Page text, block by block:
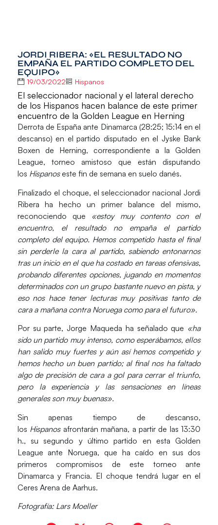
JORDI RIBERA: «EL RESULTADO NO
EMPAÑA EL PARTIDO COMPLETO DEL
EQUIPO»
19/03/2022 Hispanos
El seleccionador nacional y el lateral derecho
de los Hispanos hacen balance de este primer
encuentro de la Golden League en Herning
Derrota de España ante Dinamarca (28:25; 15:14 en el
descanso) en el partido disputado en el Jyske Bank
Boxen de Herning, correspondiente a la Golden
League, torneo amistoso que están disputando
los Hispanoseste fin de semana en suelo danés.
Finalizado el choque, el seleccionador nacionalJordi
Ribera ha hecho un primer balance del mismo,
reconociendo que «estoy muy contento con el
encuentro, el resultado no empaña el partido
completo del equipo. Hemos competido hasta el final
sin perderle la cara al partido, sabiendo entonarnos
tras un inicio en el que ha costado en tareas ofensivas,
probando diferentes opciones, jugando en momentos
determinados con un grupo bastante nuevo en pista, y
eso nos hace tener lecturas muy positivastanto de
cara a mañana contra Noruega como para el futuro».
Por su parte,Jorge Maqueda ha señalado que «ha
sido un partido muy intenso, como esperábamos, ellos
han salido muy fuertes y aún así hemos competido y
hemos hecho un buen partido; al final nos ha faltado
algo de precisión de cara a gol para cerrar el triunfo,
pero la experiencia y las sensaciones en líneas
generales son muy buenas».
Sin apenas tiempo de descanso,
los Hispanos afrontaránmañana, a partir de las13:30
h., su segundo y último partido en esta Golden
League ante Noruega, que ha caído en sus dos
primeros compromisos de este torneo ante
Dinamarca y Francia. El choque tendrá lugar en el
Ceres Arena de Aarhus.
Fotografía: Lars Moeller